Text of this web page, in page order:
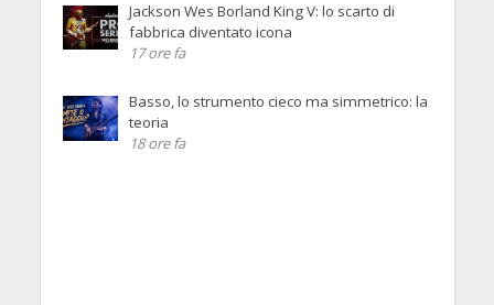
Jackson Wes Borland King V: lo scarto di
fabbrica diventato icona
17 ore fa
Basso, lo strumento cieco ma simmetrico: la
teoria
18 ore fa